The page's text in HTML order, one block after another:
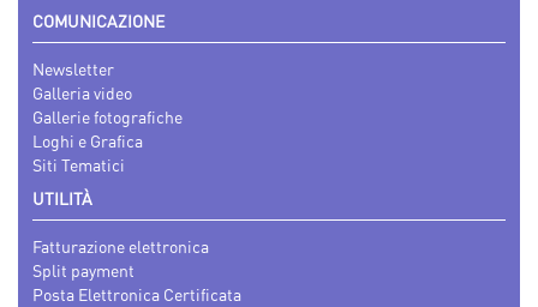
COMUNICAZIONE
Newsletter
Galleria video
Gallerie fotografiche
Loghi e Grafica
Siti Tematici
UTILITÀ
Fatturazione elettronica
Split payment
Posta Elettronica Certificata